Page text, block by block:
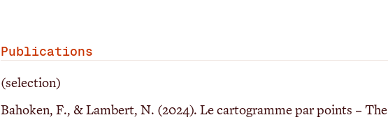
Publications
(selection)
Bahoken, F., & Lambert, N. (2024). Le cartogramme par points – The